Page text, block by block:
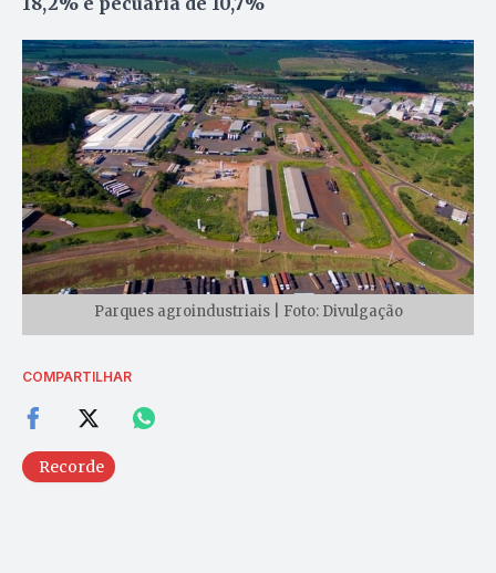
Parques agroindustriais | Foto: Divulgação
COMPARTILHAR
Recorde